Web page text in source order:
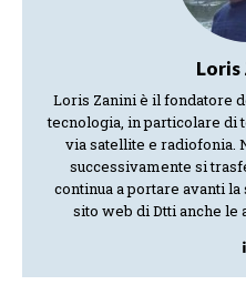
Loris
Loris Zanini è il fondatore
tecnologia, in particolare
via satellite e radiofonia.
successivamente si
continua a portare avanti
sito web di Dtti anche le